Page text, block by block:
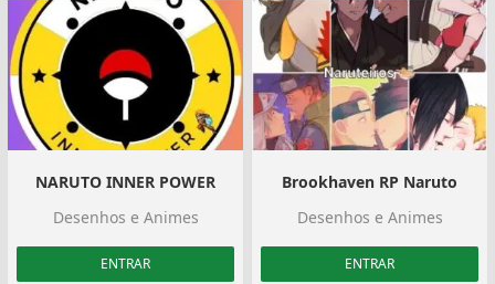
NARUTO INNER POWER
Desenhos e Animes
ENTRAR
Brookhaven RP Naruto
Desenhos e Animes
ENTRAR